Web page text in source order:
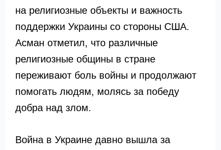
на религиозные объекты и важность
поддержки Украины со стороны США.
Асман отметил, что различные
религиозные общины в стране
переживают боль войны и продолжают
помогать людям, молясь за победу
добра над злом.
Война в Украине давно вышла за